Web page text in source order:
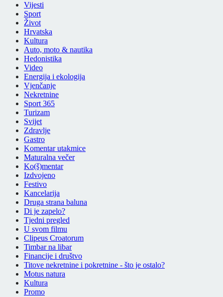
Vijesti
Sport
Život
Hrvatska
Kultura
Auto, moto & nautika
Hedonistika
Video
Energija i ekologija
Vjenčanje
Nekretnine
Sport 365
Turizam
Svijet
Zdravlje
Gastro
Komentar utakmice
Maturalna večer
Ko(š)mentar
Izdvojeno
Festivo
Kancelarija
Druga strana baluna
Di je zapelo?
Tjedni pregled
U svom filmu
Clipeus Croatorum
Timbar na libar
Financije i društvo
Titove nekretnine i pokretnine - što je ostalo?
Motus natura
Kultura
Promo